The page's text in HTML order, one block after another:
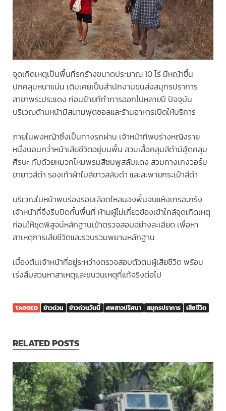
จุดเกิดเหตุเป็นพื้นที่รกร้างขนาดประมาณ 10 ไร่ มีหญ้าขึ้น
ปกคลุมหนาแน่น เดิมเคยเป็นสำนักงานขนส่งสมุทรปราการ
สาขาพระประแดง ก่อนย้ายที่ทำการออกไปหลายปี ปัจจุบัน
บริเวณด้านหน้ามีสนามฟุตซอลและร้านอาหารเปิดให้บริการ
ภายในพงหญ้าซึ่งเป็นทางรถผ่าน เจ้าหน้าที่พบร่างหญิงราย
หนึ่งนอนคว่ำหน้าเสียชีวิตอยู่บนพื้น สวมเสื้อคลุมสีดำมีฮู้ดคลุม
ศีรษะ ทับด้วยหมวกไหมพรมสีชมพูสลับแดง สวมกางเกงวอร์ม
ขายาวสีดำ รองเท้าผ้าใบสีขาวสลับดำ และสะพายกระเป๋าสีดำ
บริเวณใบหน้าพบร่องรอยเลือดไหลนองพื้นจนแห้งเกรอะกรัง
เจ้าหน้าที่จึงรีบปิดกั้นพื้นที่ ห้ามผู้ไม่เกี่ยวข้องเข้าใกล้จุดเกิดเหตุ
ก่อนให้ชุดพิสูจน์หลักฐานเข้าตรวจสอบอย่างละเอียด เพื่อหา
สาเหตุการเสียชีวิตและรวบรวมพยานหลักฐาน
เบื้องต้นเจ้าหน้าที่อยู่ระหว่างตรวจสอบตัวตนผู้เสียชีวิต พร้อม
เร่งสืบสวนหาสาเหตุและชนวนเหตุที่แท้จริงต่อไป
TAGGED ข่าวด่วน ข่าวด่วนวันนี้ ศพสาวปริศนา สมุทรปราการ เสียชีวิต
RELATED POSTS